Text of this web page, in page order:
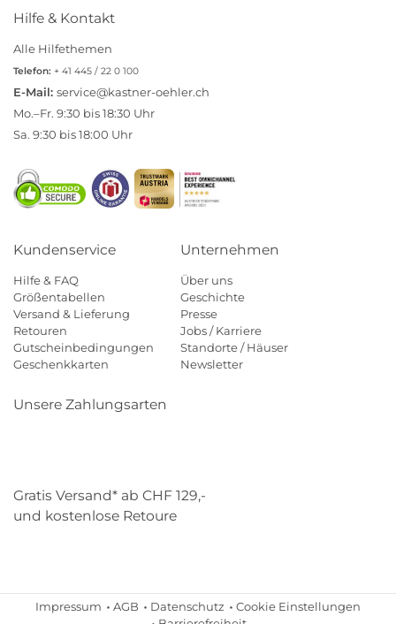
Hilfe & Kontakt
Alle Hilfethemen
Telefon: + 41 445 / 22 0 100
E-Mail: service@kastner-oehler.ch
Mo.–Fr. 9:30 bis 18:30 Uhr
Sa. 9:30 bis 18:00 Uhr
Kundenservice
Hilfe & FAQ
Größentabellen
Versand & Lieferung
Retouren
Gutscheinbedingungen
Geschenkkarten
Unternehmen
Über uns
Geschichte
Presse
Jobs / Karriere
Standorte / Häuser
Newsletter
Unsere Zahlungsarten
Gratis Versand* ab CHF 129,-
und kostenlose Retoure
Impressum AGB Datenschutz
Cookie Einstellungen